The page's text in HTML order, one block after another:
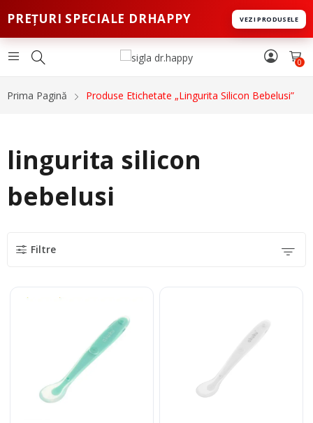
PREȚURI SPECIALE DRHAPPY VEZI PRODUSELE
0
Prima Pagină Produse Etichetate „lingurita Silicon Bebelusi”
lingurita silicon
bebelusi
Filtre